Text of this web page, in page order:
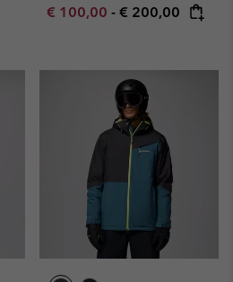
Minimum sale price:
€ 100,00 - Maximum price:
€ 200,00